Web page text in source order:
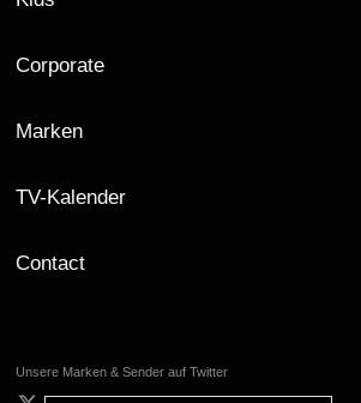
Corporate
Marken
TV-Kalender
Contact
Unsere Marken & Sender auf Twitter